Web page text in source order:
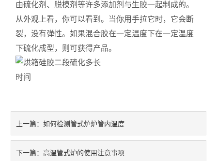
由硫化剂、脱模剂等许多添加剂与生胶一起制成的。
从外观上看，你可以看到。当你用手拉它时，它会断
裂，没有弹性。如果混合胶在一定温度下在一定温度
下硫化成型，则可获得产品。
上一篇：如何检测管式炉炉管内温度
下一篇： 高温管式炉的使用注意事项